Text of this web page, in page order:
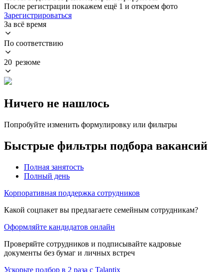
После регистрации покажем ещё 1 и откроем фото
Зарегистрироваться
За всё время
По соответствию
20 резюме
Ничего не нашлось
Попробуйте изменить формулировку или фильтры
Быстрые фильтры подбора вакансий
Полная занятость
Полный день
Корпоративная поддержка сотрудников
Какой соцпакет вы предлагаете семейным сотрудникам?
Оформляйте кандидатов онлайн
Проверяйте сотрудников и подписывайте кадровые
документы без бумаг и личных встреч
Ускорьте подбор в 2 раза с Talantix